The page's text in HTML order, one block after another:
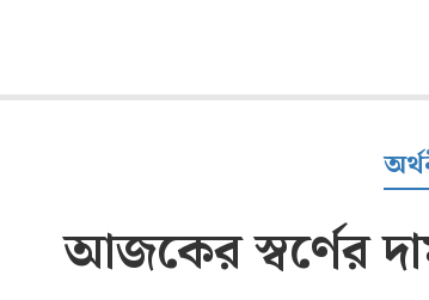
আজকের স্বর্ণের